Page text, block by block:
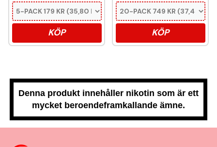
KÖP KÖP
Denna produkt innehåller nikotin som är ett
mycket beroendeframkallande ämne.